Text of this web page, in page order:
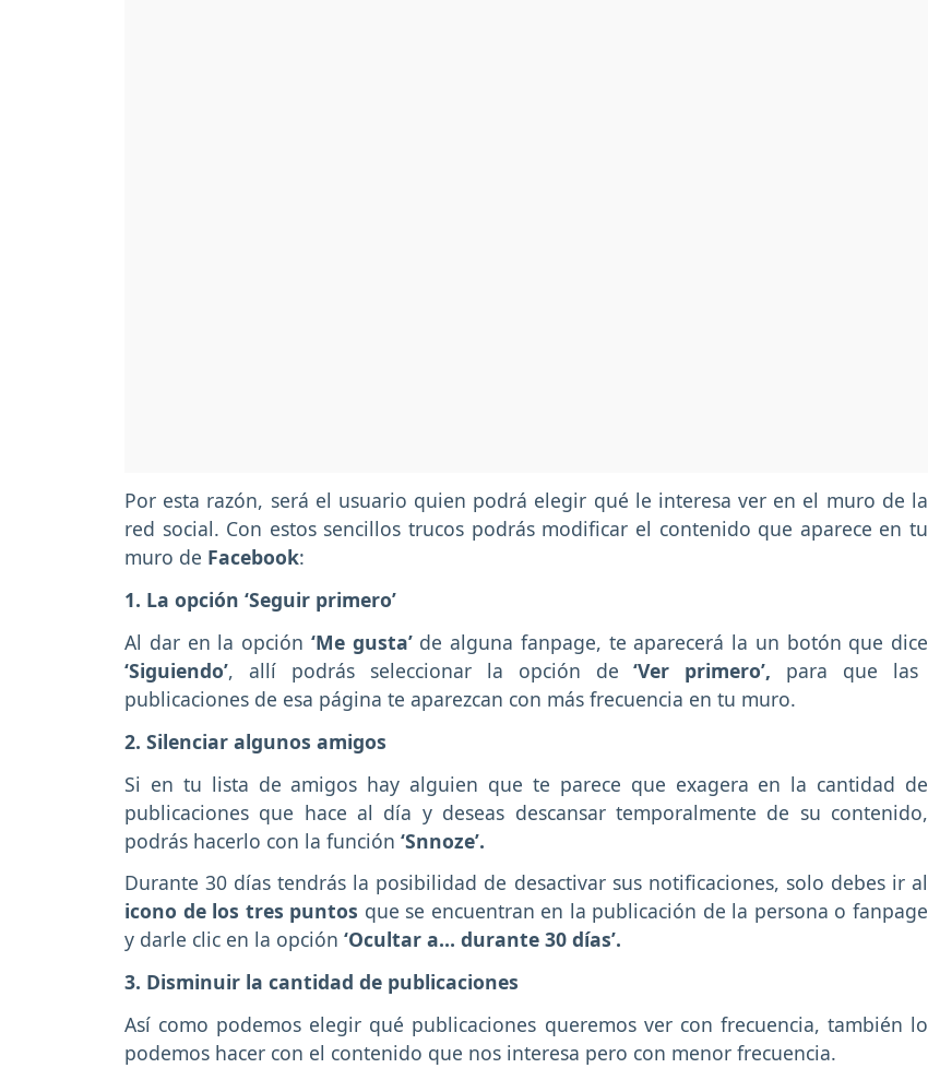
Por esta razón, será el usuario quien podrá elegir qué le interesa ver en el muro de la
red social. Con estos sencillos trucos podrás modificar el contenido que aparece en tu
muro de Facebook:
1. La opción ‘Seguir primero’
Al dar en la opción ‘Me gusta’de alguna fanpage, te aparecerá la un botón que dice
‘Siguiendo’, allí podrás seleccionar la opción de ‘Ver primero’, para que las
publicaciones de esa página te aparezcan con más frecuencia en tu muro.
2. Silenciar algunos amigos
Si en tu lista de amigos hay alguien que te parece que exagera en la cantidad de
publicaciones que hace al día y deseas descansar temporalmente de su contenido,
podrás hacerlo con la función ‘Snnoze’.
Durante 30 días tendrás la posibilidad de desactivar sus notificaciones, solo debes ir al
icono de los tres puntos que se encuentran en la publicación de la persona o fanpage
y darle clic en la opción ‘Ocultar a… durante 30 días’.
3. Disminuir la cantidad de publicaciones
Así como podemos elegir qué publicaciones queremos ver con frecuencia, también lo
podemos hacer con el contenido que nos interesa pero con menor frecuencia.